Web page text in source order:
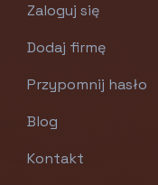
Zaloguj się
Dodaj firmę
Przypomnij hasło
Blog
Kontakt